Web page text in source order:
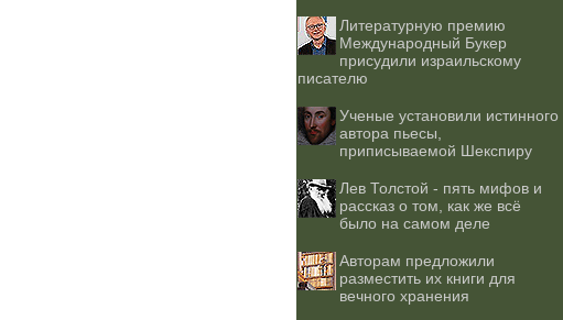
Литературную премию
Международный Букер
присудили израильскому
писателю
Ученые установили истинного
автора пьесы,
приписываемой Шекспиру
Лев Толстой - пять мифов и
рассказ о том, как же всё
было на самом деле
Авторам предложили
разместить их книги для
вечного хранения